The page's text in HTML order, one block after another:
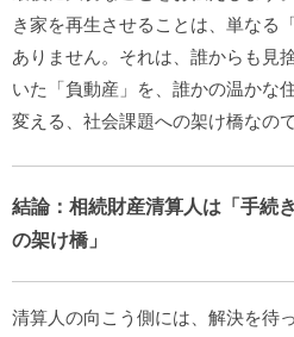
き家を再生させることは、単なる
ありません。それは、誰からも見
いた「負動産」を、誰かの温かな
変える、社会課題への架け橋なの
結論：相続財産清算人は「手続
の架け橋」
清算人の向こう側には、解決を待